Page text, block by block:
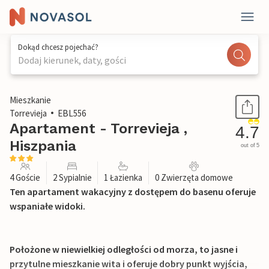
Dokąd chcesz pojechać?
Dodaj kierunek, daty, gości
1 / 20
Mieszkanie
Torrevieja
EBL556
Apartament - Torrevieja ,
Hiszpania
4.7
out of 5
4 Goście 2 Sypialnie 1 Łazienka 0 Zwierzęta domowe
Ten apartament wakacyjny z dostępem do basenu oferuje
wspaniałe widoki.
Położone w niewielkiej odległości od morza, to jasne i
przytulne mieszkanie wita i oferuje dobry punkt wyjścia,